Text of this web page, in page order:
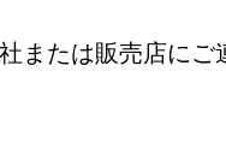
または販売店にご